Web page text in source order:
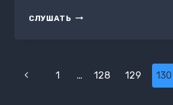
СЛУШАТЬ ВОСПОМИНАНИЯ
Навигация
Предыдущая
1 … 128 129 130